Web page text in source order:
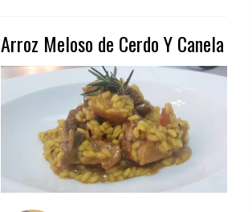
Arroz Meloso de Cerdo Y Canela